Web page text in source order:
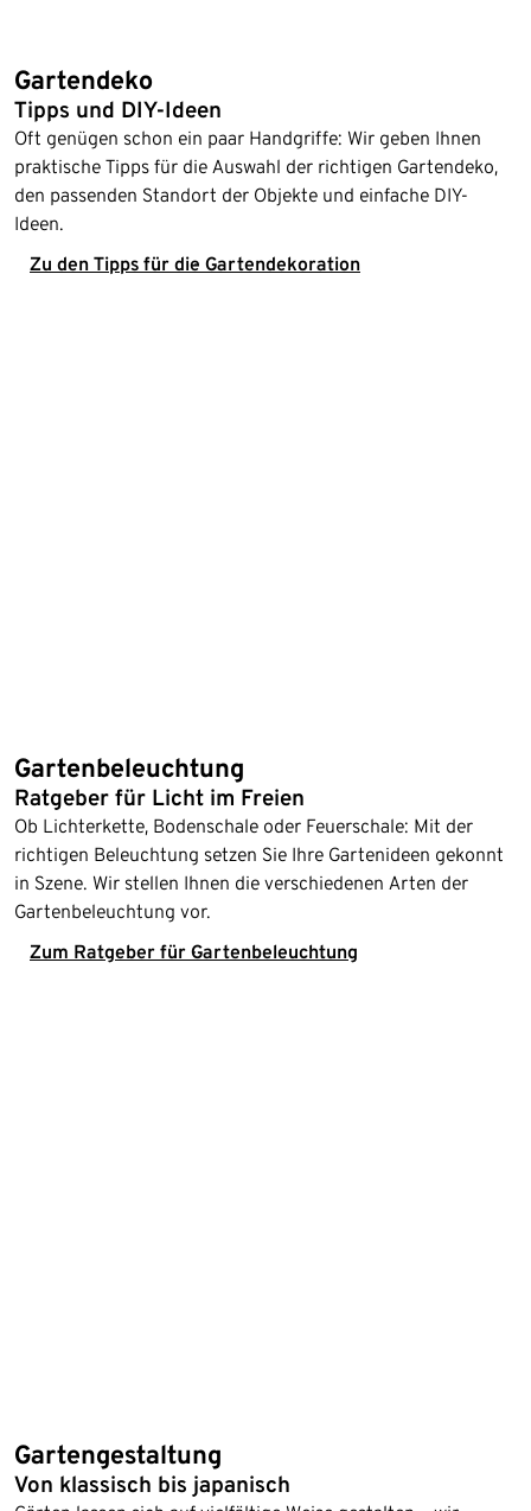
Gartendeko
Tipps und DIY-Ideen
Oft genügen schon ein paar Handgriffe: Wir geben Ihnen
praktische Tipps für die Auswahl der richtigen Gartendeko,
den passenden Standort der Objekte und einfache DIY-
Ideen.
Zu den Tipps für die Gartendekoration
Gartenbeleuchtung
Ratgeber für Licht im Freien
Ob Lichterkette, Bodenschale oder Feuerschale: Mit der
richtigen Beleuchtung setzen Sie Ihre Gartenideen gekonnt
in Szene. Wir stellen Ihnen die verschiedenen Arten der
Gartenbeleuchtung vor.
Zum Ratgeber für Gartenbeleuchtung
Gartengestaltung
Von klassisch bis japanisch